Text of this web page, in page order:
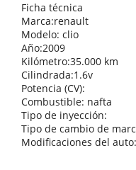
Ficha técnica
Marca:renault
Modelo: clio
Año:2009
Kilómetro:35.000 km
Cilindrada:1.6v
Potencia (CV):
Combustible: nafta
Tipo de inyección:
Tipo de cambio de
Modificaciones del